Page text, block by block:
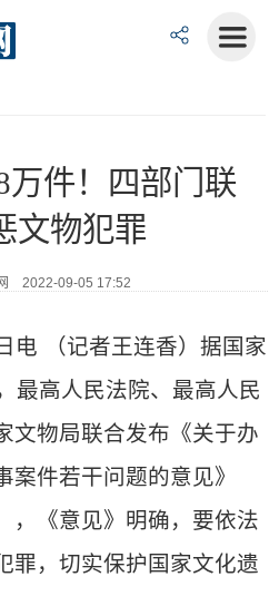
万件！四部门联
文物犯罪
2022-09-05 17:52
电 （记者王连香）据国家
最高人民法院、最高人民
文物局联合发布《关于办
件若干问题的意见》
，《意见》明确，要依法
罪，切实保护国家文化遗